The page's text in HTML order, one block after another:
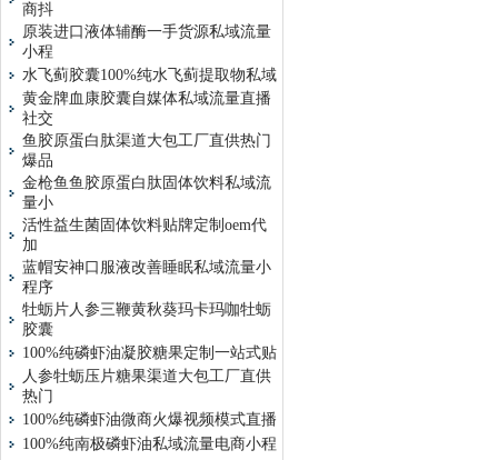
商抖
原装进口液体辅酶一手货源私域流量
小程
水飞蓟胶囊100%纯水飞蓟提取物私域
黄金牌血康胶囊自媒体私域流量直播
社交
鱼胶原蛋白肽渠道大包工厂直供热门
爆品
金枪鱼鱼胶原蛋白肽固体饮料私域流
量小
活性益生菌固体饮料贴牌定制oem代
加
蓝帽安神口服液改善睡眠私域流量小
程序
牡蛎片人参三鞭黄秋葵玛卡玛咖牡蛎
胶囊
100%纯磷虾油凝胶糖果定制一站式贴
人参牡蛎压片糖果渠道大包工厂直供
热门
100%纯磷虾油微商火爆视频模式直播
100%纯南极磷虾油私域流量电商小程